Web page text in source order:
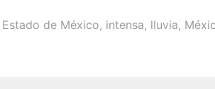
Estado de México, intensa, lluvia,